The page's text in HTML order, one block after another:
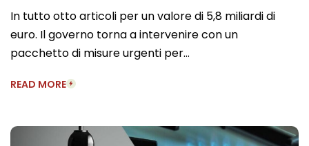
In tutto otto articoli per un valore di 5,8 miliardi di
euro. Il governo torna a intervenire con un
pacchetto di misure urgenti per…
READ MORE